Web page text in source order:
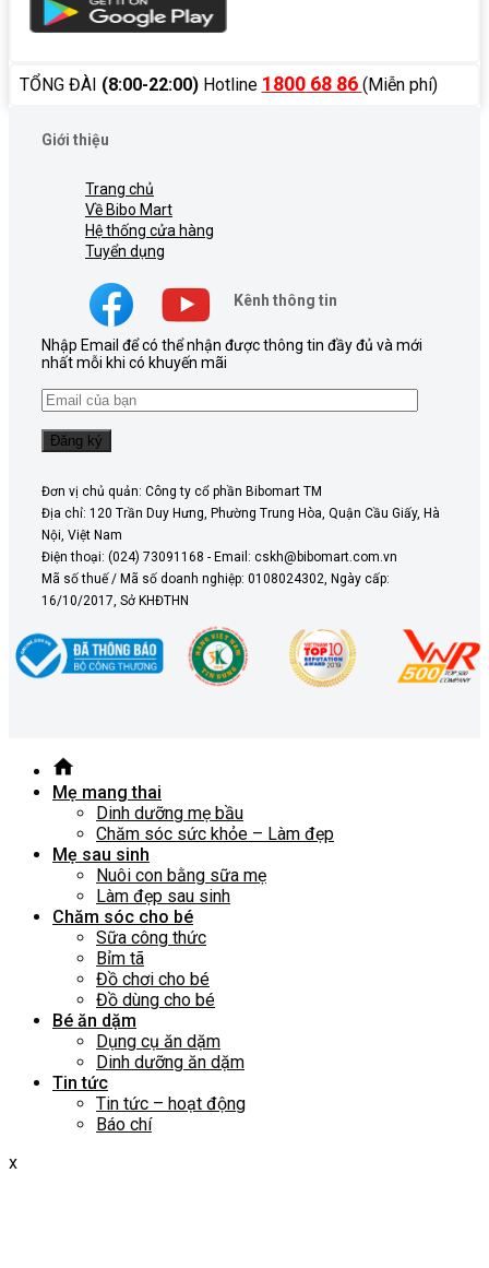
TỔNG ĐÀI (8:00-22:00)Hotline 1800 68 86 (Miễn phí)
Giới thiệu
Trang chủ
Về Bibo Mart
Hệ thống cửa hàng
Tuyển dụng
Kênh thông tin
Nhập Email để có thể nhận được thông tin đầy đủ và mới
nhất mỗi khi có khuyến mãi
Đơn vị chủ quản: Công ty cổ phần Bibomart TM
Địa chỉ: 120 Trần Duy Hưng, Phường Trung Hòa, Quận Cầu Giấy, Hà
Nội, Việt Nam
Điện thoại: (024) 73091168 - Email: cskh@bibomart.com.vn
Mã số thuế / Mã số doanh nghiệp: 0108024302, Ngày cấp:
16/10/2017, Sở KHĐTHN
Mẹ mang thai
Dinh dưỡng mẹ bầu
Chăm sóc sức khỏe – Làm đẹp
Mẹ sau sinh
Nuôi con bằng sữa mẹ
Làm đẹp sau sinh
Chăm sóc cho bé
Sữa công thức
Bỉm tã
Đồ chơi cho bé
Đồ dùng cho bé
Bé ăn dặm
Dụng cụ ăn dặm
Dinh dưỡng ăn dặm
Tin tức
Tin tức – hoạt động
Báo chí
x